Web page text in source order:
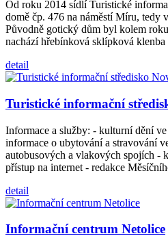
Od roku 2014 sídlí Turistické
domě čp. 476 na náměstí Míru, tedy
Původně gotický dům byl kolem
nachází hřebínková sklípková klenba
detail
Turistické informační
Informace a služby: - kulturní dění
informace o ubytování a stravování
autobusových a vlakových spojích -
přístup na internet - redakce
detail
Informační centrum Netolice